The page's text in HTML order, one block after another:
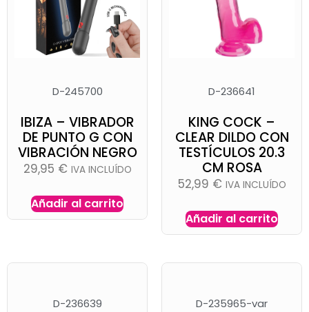
D-245700
IBIZA – VIBRADOR
DE PUNTO G CON
VIBRACIÓN NEGRO
29,95 € IVA INCLUÍDO
Añadir al carrito
D-236641
KING COCK –
CLEAR DILDO CON
TESTÍCULOS 20.3
CM ROSA
52,99 € IVA INCLUÍDO
Añadir al carrito
D-236639 D-235965-var